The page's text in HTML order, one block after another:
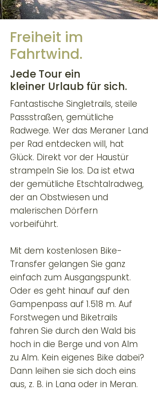
Freiheit im
Fahrtwind.
Jede Tour ein
kleiner Urlaub für sich.
Fantastische Singletrails, steile
Passstraßen, gemütliche
Radwege. Wer das Meraner Land
per Rad entdecken will, hat
Glück. Direkt vor der Haustür
strampeln Sie los. Da ist etwa
der gemütliche Etschtalradweg,
der an Obstwiesen und
malerischen Dörfern
vorbeiführt.
Mit dem kostenlosen Bike-
Transfer gelangen Sie ganz
einfach zum Ausgangspunkt.
Oder es geht hinauf auf den
Gampenpass auf 1.518 m. Auf
Forstwegen und Biketrails
fahren Sie durch den Wald bis
hoch in die Berge und von Alm
zu Alm. Kein eigenes Bike dabei?
Dann leihen sie sich doch eins
aus, z. B. in Lana oder in Meran.